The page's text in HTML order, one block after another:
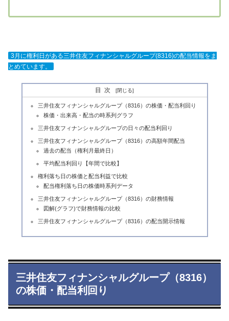
3月に権利日がある三井住友フィナンシャルグループ(8316)の配当情報をま
とめています。
目次
三井住友フィナンシャルグループ（8316）の株価・配当利回り
株価・出来高・配当の時系列グラフ
三井住友フィナンシャルグループの日々の配当利回り
三井住友フィナンシャルグループ（8316）の高額年間配当
過去の配当（権利月最終日）
平均配当利回り【年間で比較】
権利落ち日の株価と配当利益で比較
配当権利落ち日の株価時系列データ
三井住友フィナンシャルグループ（8316）の財務情報
図解(グラフ)で財務情報の比較
三井住友フィナンシャルグループ（8316）の配当開示情報
三井住友フィナンシャルグループ（8316）
の株価・配当利回り